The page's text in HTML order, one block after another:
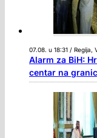
07.08. u 18:31 / Regija,
Alarm za BiH:
centar na